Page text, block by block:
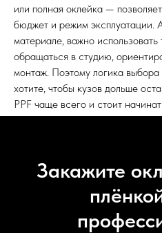
или полная оклейка —
бюджет и режим эксплуатации.
материале, важно
обращаться в студию,
монтаж. Поэтому логика
хотите, чтобы кузов дольше
PPF чаще всего и стоит
Закажите